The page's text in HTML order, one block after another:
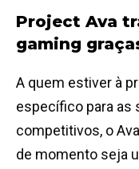
Project Ava
gaming
A quem estiver à
específico para as
competitivos, o
de momento seja